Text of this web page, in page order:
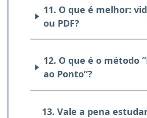
11. O que é melhor:
ou PDF?
12. O que é o método
ao Ponto”?
13. Vale a pena